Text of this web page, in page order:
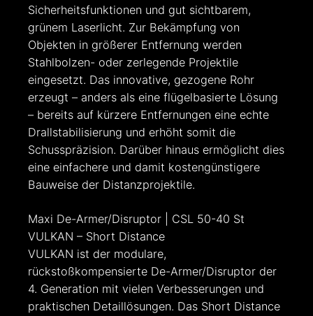
Sicherheitsfunktionen und gut sichtbarem,
grünem Laserlicht. Zur Bekämpfung von
Objekten in größerer Entfernung werden
Stahlbolzen- oder zerlegende Projektile
eingesetzt. Das innovative, gezogene Rohr
erzeugt – anders als eine flügelbasierte Lösung
– bereits auf kürzere Entfernungen eine echte
Drallstabilisierung und erhöht somit die
Schusspräzision. Darüber hinaus ermöglicht dies
eine einfachere und damit kostengünstigere
Bauweise der Distanzprojektile.
Maxi De-Armer/Disruptor | CSL 50-40 St
VULKAN – Short Distance
VULKAN ist der modulare,
rückstoßkompensierte De-Armer/Disruptor der
4. Generation mit vielen Verbesserungen und
praktischen Detaillösungen. Das Short Distance